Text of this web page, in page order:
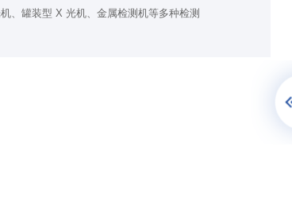
、罐装型 X 光机、金属检测机等多种检测
功能不受包装材质限制，铝、镀铝膜、塑